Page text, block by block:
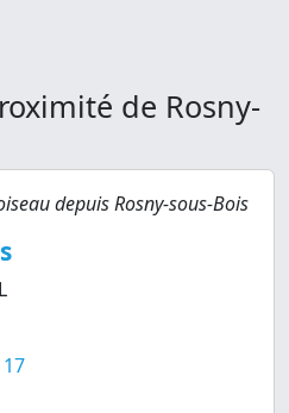
de Rosny-
depuis Rosny-sous-Bois